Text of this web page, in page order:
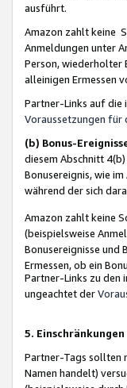
ausführt.
Amazon zahlt keine
Anmeldungen unter
Person, wiederholter
alleinigen Ermessen
Partner-Links auf die
Voraussetzungen für
(b) Bonus-
diesem Abschnitt
Bonusereignis, wie
während der sich
Amazon zahlt keine
(beispielsweise
Bonusereignisse und
Ermessen, ob ein
Partner-Links zu den
ungeachtet der
5.
Partner-Tags sollten
Namen handelt)